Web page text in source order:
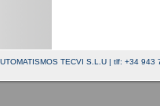
TECVI S.L.U | tlf: +34